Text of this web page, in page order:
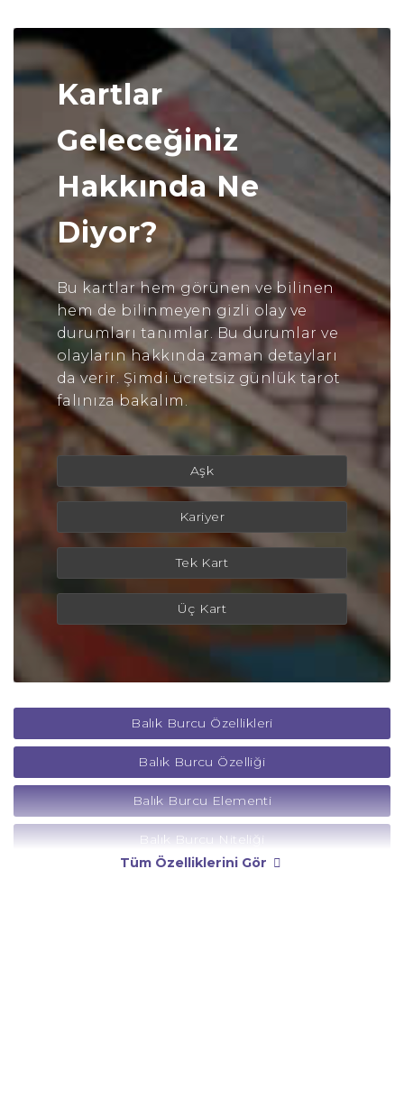
Kartlar
Geleceğiniz
Hakkında Ne
Diyor?
Bu kartlar hem görünen ve bilinen
hem de bilinmeyen gizli olay ve
durumları tanımlar. Bu durumlar ve
olayların hakkında zaman detayları
da verir. Şimdi ücretsiz günlük tarot
falınıza bakalım.
Aşk
Kariyer
Tek Kart
Üç Kart
Balık Burcu Özellikleri
Balık Burcu Özelliği
Balık Burcu Elementi
Balık Burcu Niteliği
Tüm Özelliklerini Gör